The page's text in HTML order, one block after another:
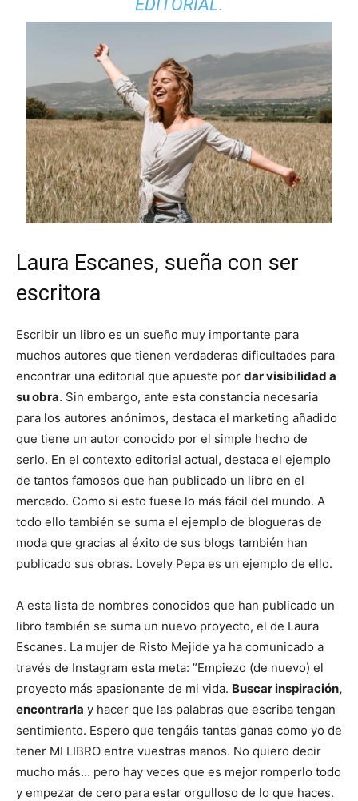
EDITORIAL.
Laura Escanes, sueña con ser
escritora
Escribir un libro es un sueño muy importante para
muchos autores que tienen verdaderas dificultades para
encontrar una editorial que apueste por dar visibilidad a
su obra. Sin embargo, ante esta constancia necesaria
para los autores anónimos, destaca el marketing añadido
que tiene un autor conocido por el simple hecho de
serlo. En el contexto editorial actual, destaca el ejemplo
de tantos famosos que han publicado un libro en el
mercado. Como si esto fuese lo más fácil del mundo. A
todo ello también se suma el ejemplo de blogueras de
moda que gracias al éxito de sus blogs también han
publicado sus obras. Lovely Pepa es un ejemplo de ello.
A esta lista de nombres conocidos que han publicado un
libro también se suma un nuevo proyecto, el de Laura
Escanes. La mujer de Risto Mejide ya ha comunicado a
través de Instagram esta meta: ”Empiezo (de nuevo) el
proyecto más apasionante de mi vida. Buscar inspiración,
encontrarla y hacer que las palabras que escriba tengan
sentimiento. Espero que tengáis tantas ganas como yo de
tener MI LIBRO entre vuestras manos. No quiero decir
mucho más… pero hay veces que es mejor romperlo todo
y empezar de cero para estar orgulloso de lo que haces.